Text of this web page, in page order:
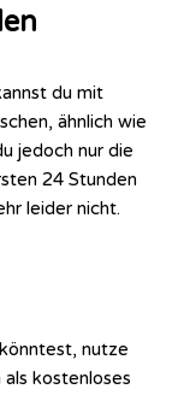
du mit
ähnlich wie
jedoch nur die
24 Stunden
leider nicht.
nutze
kostenloses